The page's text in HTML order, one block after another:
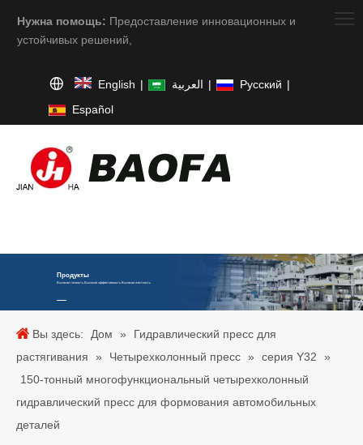
Нужна помощь: Предоставление инновационных и
устойчивых решений,
English | العربية | Pусский |
Español
Продукты
Высокая точность.Высокая эффективность.Высокая жесткость
Вы здесь: Дом »
Гидравлический пресс для
растягивания
» Четырехколонный пресс » серия Y32
»
150-тонный многофункциональный четырехколонный
гидравлический пресс для формования автомобильных
деталей